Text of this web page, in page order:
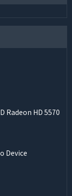
Radeon HD 5570
Device